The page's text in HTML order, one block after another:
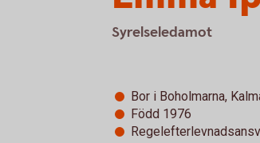
Syrelseledamot
Bor i Boholmarna,
Född 1976